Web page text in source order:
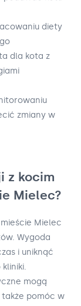
diety
dla kota z
zmiany w
z kocim
Mielec?
Mielec
Wygoda
i uniknąć
mogą
pomóc w